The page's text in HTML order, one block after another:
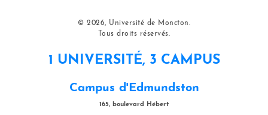
© 2026, Université de Moncton.
Tous droits réservés.
1 UNIVERSITÉ, 3 CAMPUS
Campus d'Edmundston
165, boulevard Hébert